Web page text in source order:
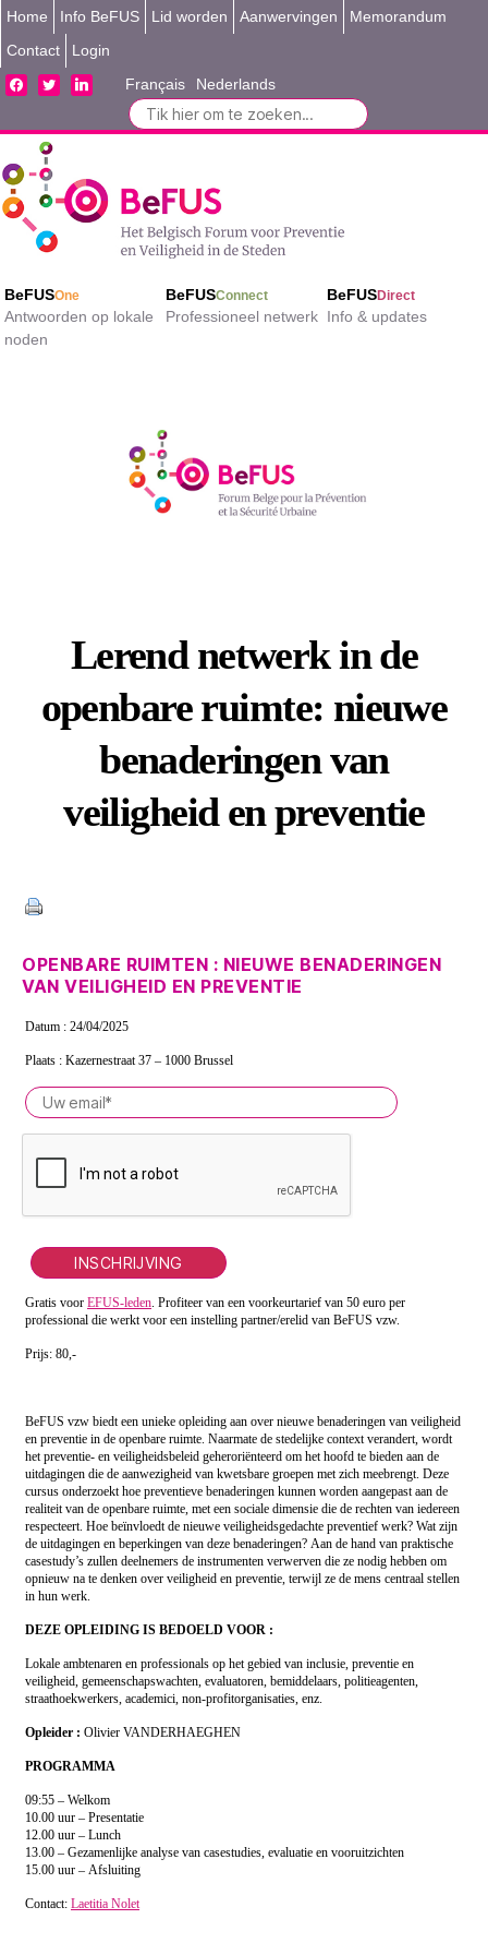
Home Info BeFUS Lid worden Aanwervingen
Memorandum
Contact
Login
facebooktwitterlinkedin Français Nederlands
Search
for:
BeFUSOne
Antwoorden op lokale
noden
BeFUSConnect
Professioneel netwerk
BeFUSDirect
Info & updates
Lerend netwerk in de
openbare ruimte: nieuwe
benaderingen van
veiligheid en preventie
OPENBARE RUIMTEN : NIEUWE BENADERINGEN
VAN VEILIGHEID EN PREVENTIE
Datum : 24/04/2025
Plaats : Kazernestraat 37 – 1000 Brussel
e
a
e
t
i
e
l
d
e
m
p
t
y
.
Gratis voor EFUS-leden. Profiteer van een voorkeurtarief van 50 euro per
professional die werkt voor een instelling partner/erelid van BeFUS vzw.
Prijs: 80,-
BeFUS vzw biedt een unieke opleiding aan over nieuwe benaderingen van veiligheid
en preventie in de openbare ruimte. Naarmate de stedelijke context verandert, wordt
het preventie- en veiligheidsbeleid geheroriënteerd om het hoofd te bieden aan de
uitdagingen die de aanwezigheid van kwetsbare groepen met zich meebrengt. Deze
cursus onderzoekt hoe preventieve benaderingen kunnen worden aangepast aan de
realiteit van de openbare ruimte, met een sociale dimensie die de rechten van iedereen
respecteert. Hoe beïnvloedt de nieuwe veiligheidsgedachte preventief werk? Wat zijn
de uitdagingen en beperkingen van deze benaderingen? Aan de hand van praktische
casestudy’s zullen deelnemers de instrumenten verwerven die ze nodig hebben om
opnieuw na te denken over veiligheid en preventie, terwijl ze de mens centraal stellen
in hun werk.
DEZE OPLEIDING IS BEDOELD VOOR :
Lokale ambtenaren en professionals op het gebied van inclusie, preventie en
veiligheid, gemeenschapswachten, evaluatoren, bemiddelaars, politieagenten,
straathoekwerkers, academici, non-profitorganisaties, enz.
Opleider : Olivier VANDERHAEGHEN
PROGRAMMA
09:55 – Welkom
10.00 uur – Presentatie
12.00 uur – Lunch
13.00 – Gezamenlijke analyse van casestudies, evaluatie en vooruitzichten
15.00 uur – Afsluiting
Contact: Laetitia Nolet